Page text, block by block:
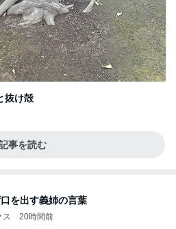
抜け殻
事を読む
を出す義姉の言葉
ス 20時間前